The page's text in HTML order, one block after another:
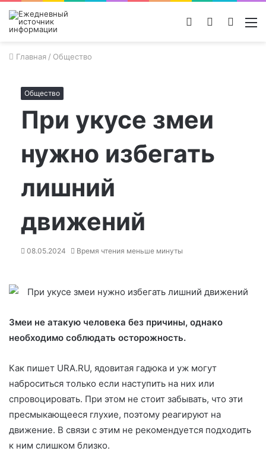
Поиск
Switch
Войти
Главная / Общество
Общество
При укусе змеи
нужно избегать
лишний
движений
08.05.2024 Время чтения меньше минуты
Змеи не атакую человека без причины, однако
необходимо соблюдать осторожность.
Как пишет URA.RU, ядовитая гадюка и уж могут
наброситься только если наступить на них или
спровоцировать. При этом не стоит забывать, что эти
пресмыкающееся глухие, поэтому реагируют на
движение. В связи с этим не рекомендуется подходить
к ним слишком близко.